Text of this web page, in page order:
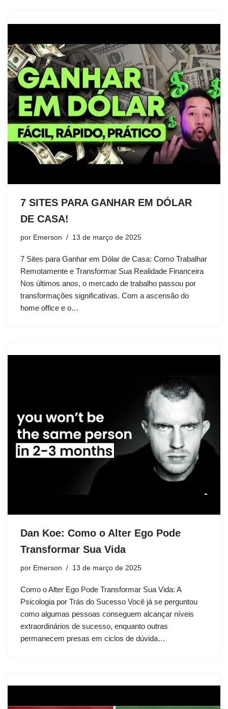
7 SITES PARA GANHAR EM DÓLAR
DE CASA!
por Emerson 13 de março de 2025
7 Sites para Ganhar em Dólar de Casa: Como Trabalhar
Remotamente e Transformar Sua Realidade Financeira
Nos últimos anos, o mercado de trabalho passou por
transformações significativas. Com a ascensão do
home office e o…
Dan Koe: Como o Alter Ego Pode
Transformar Sua Vida
por Emerson 13 de março de 2025
Como o Alter Ego Pode Transformar Sua Vida: A
Psicologia por Trás do Sucesso Você já se perguntou
como algumas pessoas conseguem alcançar níveis
extraordinários de sucesso, enquanto outras
permanecem presas em ciclos de dúvida…